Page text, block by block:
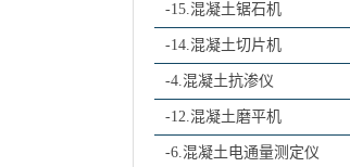
-15.混凝土锯石机
-14.混凝土切片机
-4.混凝土抗渗仪
-12.混凝土磨平机
-6.混凝土电通量测定仪